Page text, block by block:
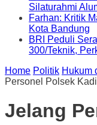
Silaturahmi
Farhan: Kritik
Kota Bandung
BRI Peduli
300/Teknik,
Home Politik Hukum
Personel Polsek
Jelang